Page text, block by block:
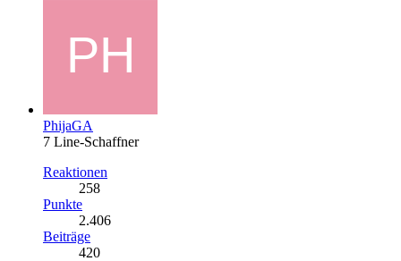
PhijaGA
7 Line-Schaffner
Reaktionen
258
Punkte
2.406
Beiträge
420